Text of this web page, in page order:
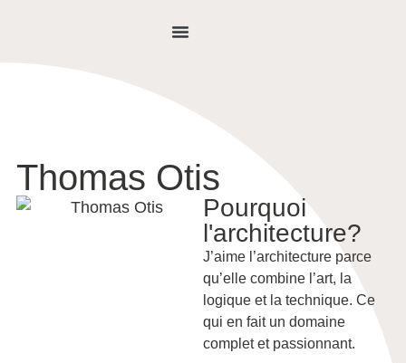
Thomas Otis
Pourquoi
l'architecture?
J’aime l’architecture parce
qu’elle combine l’art, la
logique et la technique. Ce
qui en fait un domaine
complet et passionnant.